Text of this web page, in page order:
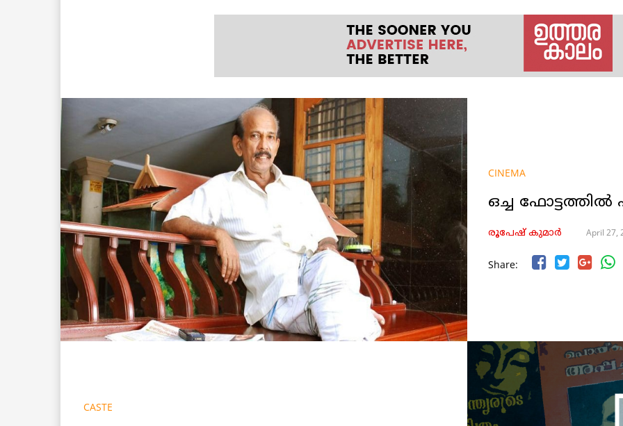
CINEMA
ഒച്ച ഫോട്ടത്തിൽ
രൂപേഷ്‌ കുമാര്‍ April 27,
Share:
CASTE